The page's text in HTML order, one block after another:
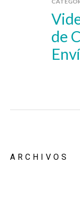
Videoteca: La plataforma
de
ARCHIVOS